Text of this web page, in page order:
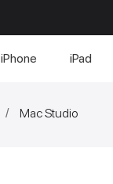
iPhone iPad
/ Mac Studio